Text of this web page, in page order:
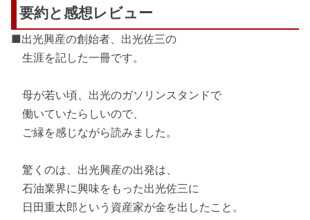
要約と感想レビュー
■出光興産の創始者、出光佐三の
生涯を記した一冊です。
母が若い頃、出光のガソリンスタンドで
働いていたらしいので、
ご縁を感じながら読みました。
驚くのは、出光興産の出発は、
石油業界に興味をもった出光佐三に
日田重太郎という資産家が金を出したこと。